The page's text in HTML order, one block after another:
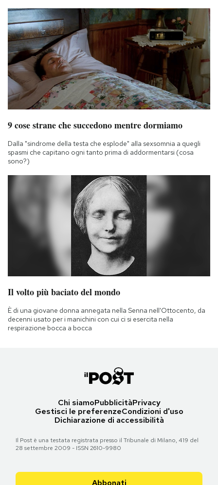
9 cose strane che succedono mentre dormiamo
Dalla "sindrome della testa che esplode" alla sexsomnia a quegli
spasmi che capitano ogni tanto prima di addormentarsi (cosa
sono?)
Il volto più baciato del mondo
È di una giovane donna annegata nella Senna nell'Ottocento, da
decenni usato per i manichini con cui ci si esercita nella
respirazione bocca a bocca
Chi siamoPubblicitàPrivacy
Gestisci le preferenzeCondizioni d'uso
Dichiarazione di accessibilità
Il Post è una testata registrata presso il Tribunale di Milano, 419 del
28 settembre 2009 - ISSN 2610-9980
Abbonati